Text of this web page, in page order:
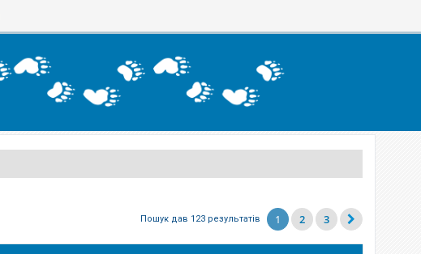
Пошук дав 123 результатів 1 2 3